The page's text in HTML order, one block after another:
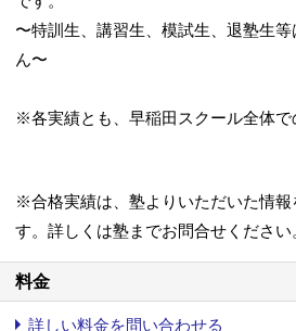
〜特訓生、講習生、模試生、退塾生
ん〜
※各実績とも、早稲田スクール全体で
※合格実績は、塾よりいただいた情報
す。詳しくは塾までお問合せください
料金
詳しい料金を問い合わせる